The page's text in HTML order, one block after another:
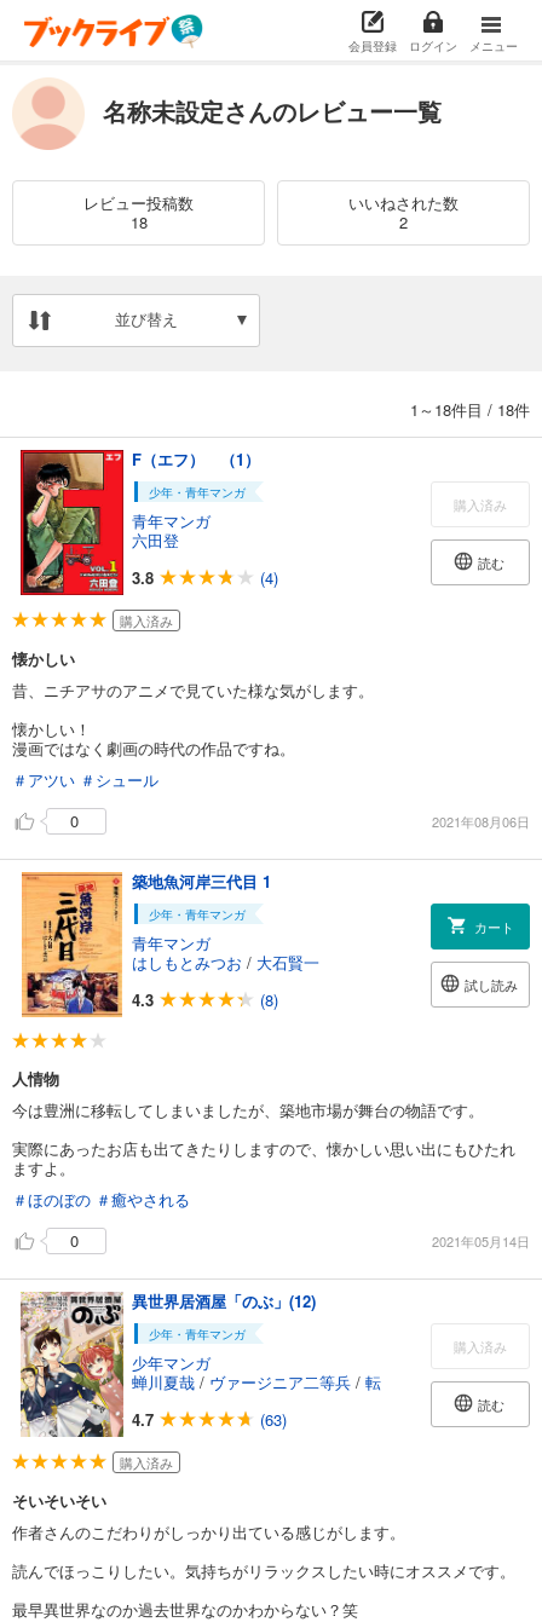
会員登録 ログイン メニュー
名称未設定さんのレビュー一覧
レビュー投稿数
18
いいねされた数
2
並び替え
1～18件目 / 18件
F（エフ） （1）
少年・青年マンガ
青年マンガ
六田登
3.8
(4)
購入済み
読む
購入済み
懐かしい
昔、ニチアサのアニメで見ていた様な気がします。
懐かしい！
漫画ではなく劇画の時代の作品ですね。
＃アツい ＃シュール
0
2021年08月06日
築地魚河岸三代目 1
少年・青年マンガ
青年マンガ
はしもとみつお / 大石賢一
4.3
(8)
カート
試し読み
人情物
今は豊洲に移転してしまいましたが、築地市場が舞台の物語です。
実際にあったお店も出てきたりしますので、懐かしい思い出にもひたれ
ますよ。
＃ほのぼの ＃癒やされる
0
2021年05月14日
異世界居酒屋「のぶ」(12)
少年・青年マンガ
少年マンガ
蝉川夏哉 / ヴァージニア二等兵 / 転
4.7
(63)
購入済み
読む
購入済み
そいそいそい
作者さんのこだわりがしっかり出ている感じがします。
読んでほっこりしたい。気持ちがリラックスしたい時にオススメです。
最早異世界なのか過去世界なのかわからない？笑